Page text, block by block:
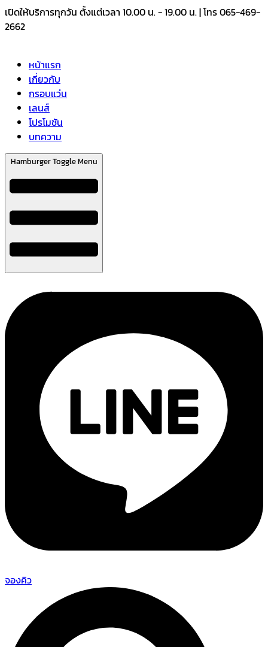
Skip
to
เปิดให้บริการทุกวัน ตั้งแต่เวลา 10.00 น. - 19.00 น. | โทร 065-469-
2662
หน้าแรก
เกี่ยวกับ
กรอบแว่น
เลนส์
โปรโมชัน
บทความ
Hamburger Toggle Menu
จองคิว